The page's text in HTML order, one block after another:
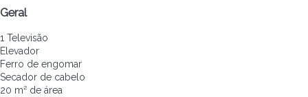
Geral
1 Televisão
Elevador
Ferro de engomar
Secador de cabelo
20 m² de área